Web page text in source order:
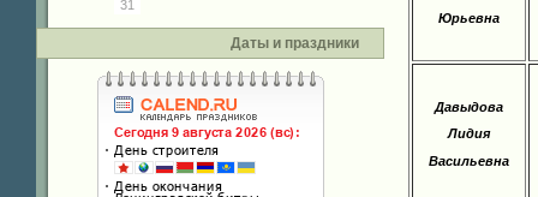
31
Даты и праздники
Юрьевна
Давыдова
Лидия
Васильевна